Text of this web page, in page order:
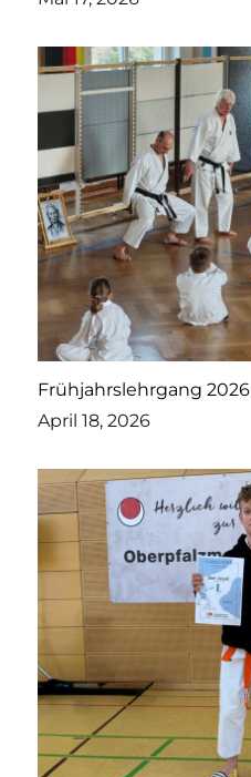
Frühjahrslehrgang
April 18, 2026